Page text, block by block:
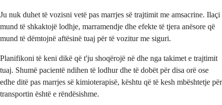
Ju nuk duhet të vozisni vetë pas marrjes së trajtimit me amsacrine. Ilaçi
mund të shkaktojë lodhje, marramendje dhe efekte të tjera anësore që
mund të dëmtojnë aftësinë tuaj për të vozitur me siguri.
Planifikoni të keni dikë që t'ju shoqërojë në dhe nga takimet e trajtimit
tuaj. Shumë pacientë ndihen të lodhur dhe të dobët për disa orë ose
edhe ditë pas marrjes së kimioterapisë, kështu që të kesh mbështetje për
transportin është e rëndësishme.